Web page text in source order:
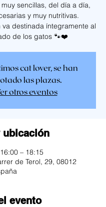
sencillas, del día a día,
y muy nutritivas.
destinada íntegramente al
de los gatos 🐾❤️
cat lover, se han
las plazas.
otros eventos
ubicación
– 18:15
de Terol, 29, 08012
evento